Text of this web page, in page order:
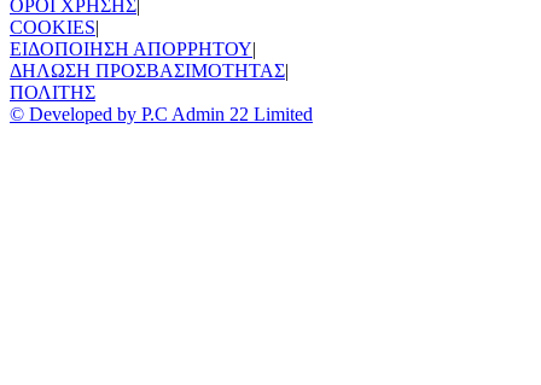
ΟΡΟΙ ΧΡΗΣΗΣ|
COOKIES|
ΕΙΔΟΠΟΙΗΣΗ ΑΠΟΡΡΗΤΟΥ|
ΔΗΛΩΣΗ ΠΡΟΣΒΑΣΙΜΟΤΗΤΑΣ|
ΠΟΛΙΤΗΣ
© Developed by P.C Admin 22 Limited